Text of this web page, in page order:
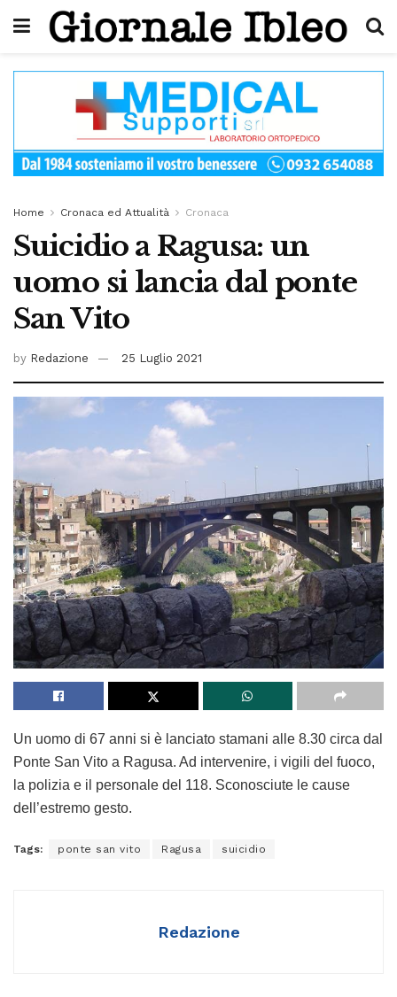
Home Cronaca ed Attualità Cronaca
Suicidio a Ragusa: un
uomo si lancia dal ponte
San Vito
by Redazione 25 Luglio 2021
Un uomo di 67 anni si è lanciato stamani alle 8.30 circa dal
Ponte San Vito a Ragusa. Ad intervenire, i vigili del fuoco,
la polizia e il personale del 118. Sconosciute le cause
dell’estremo gesto.
Tags: ponte san vito Ragusa suicidio
Redazione